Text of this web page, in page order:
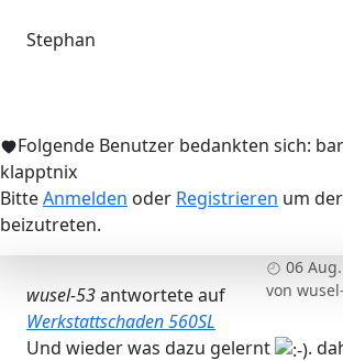
Stephan
Folgende Benutzer bedankten sich:
klapptnix
BitteAnmelden oder Registrieren um
beizutreten.
06
von
wusel-53antwortete auf
Werkstattschaden 560SL
Und wieder was dazu gelernt
.